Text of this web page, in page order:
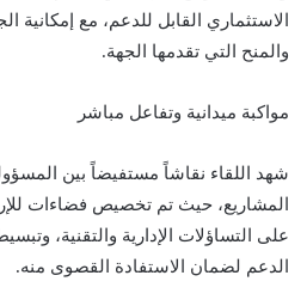
الاستثماري القابل للدعم، مع إمكانية
والمنح التي تقدمها الجهة.
مواكبة ميدانية وتفاعل مباشر
شهد اللقاء نقاشاً مستفيضاً بين
على التساؤلات الإدارية والتقنية،
الدعم لضمان الاستفادة القصوى منه.